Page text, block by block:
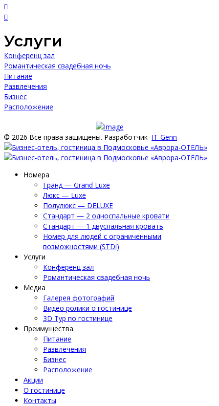
Услуги
Конференц зал
Романтическая свадебная ночь
Питание
Развлечения
Бизнес
Расположение
© 2026 Все права защищены. Разработчик IT-Genn
Номера
Гранд — Grand Luxe
Люкс — Luxe
Полулюкс — DELUXE
Стандарт — 2 односпальные кровати
Стандарт — 1 двуспальная кровать
Номер для людей с ограниченными
возможностями (STDi)
Услуги
Конференц зал
Романтическая свадебная ночь
Медиа
Галерея фотографий
Видео ролики о гостинице
3D Тур по гостинице
Преимущества
Питание
Развлечения
Бизнес
Расположение
Акции
О гостинице
Контакты